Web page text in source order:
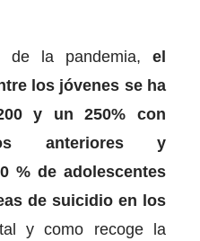
de la pandemia, el
los jóvenes se ha
y un 250% con
anteriores y
% de adolescentes
de suicidio en los
y como recoge la